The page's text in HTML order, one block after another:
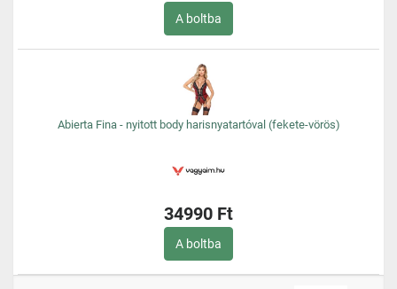
A boltba
Abierta Fina - nyitott body harisnyatartóval (fekete-vörös)
34990 Ft
A boltba